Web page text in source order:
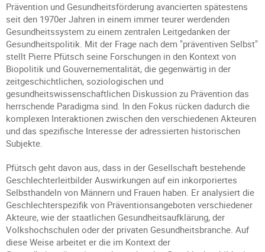
Prävention und Gesundheitsförderung avancierten spätestens
seit den 1970er Jahren in einem immer teurer werdenden
Gesundheitssystem zu einem zentralen Leitgedanken der
Gesundheitspolitik. Mit der Frage nach dem "präventiven Selbst"
stellt Pierre Pfütsch seine Forschungen in den Kontext von
Biopolitik und Gouvernementalität, die gegenwärtig in der
zeitgeschichtlichen, soziologischen und
gesundheitswissenschaftlichen Diskussion zu Prävention das
herrschende Paradigma sind. In den Fokus rücken dadurch die
komplexen Interaktionen zwischen den verschiedenen Akteuren
und das spezifische Interesse der adressierten historischen
Subjekte.
Pfütsch geht davon aus, dass in der Gesellschaft bestehende
Geschlechterleitbilder Auswirkungen auf ein inkorporiertes
Selbsthandeln von Männern und Frauen haben. Er analysiert die
Geschlechterspezifik von Präventionsangeboten verschiedener
Akteure, wie der staatlichen Gesundheitsaufklärung, der
Volkshochschulen oder der privaten Gesundheitsbranche. Auf
diese Weise arbeitet er die im Kontext der